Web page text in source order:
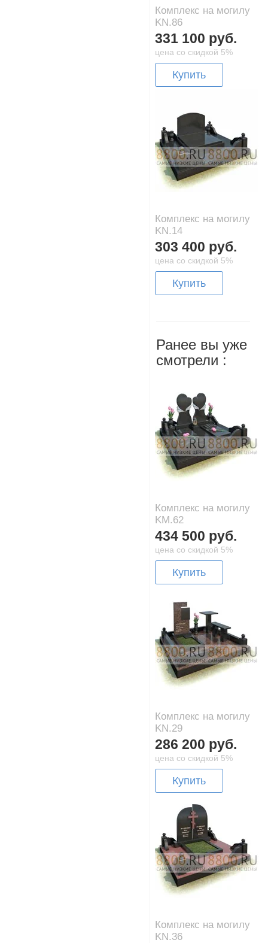
Комплекс на могилу
KN.86
331 100 руб.
цена со скидкой 5%
Купить
Комплекс на могилу
KN.14
303 400 руб.
цена со скидкой 5%
Купить
Ранее вы уже
смотрели :
Комплекс на могилу
KM.62
434 500 руб.
цена со скидкой 5%
Купить
Комплекс на могилу
KN.29
286 200 руб.
цена со скидкой 5%
Купить
Комплекс на могилу
KN.36